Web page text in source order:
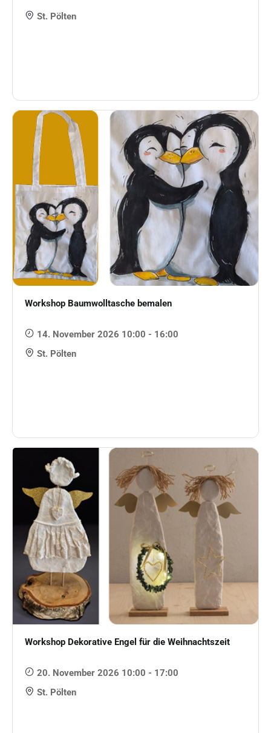
St. Pölten
Workshop Baumwolltasche bemalen
14. November 2026 10:00 - 16:00
St. Pölten
Workshop Dekorative Engel für die Weihnachtszeit
20. November 2026 10:00 - 17:00
St. Pölten